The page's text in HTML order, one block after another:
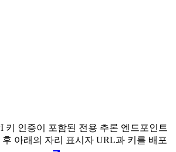
키 인증이 포함된 전용 추론 엔드포인트
아래의 자리 표시자 URL과 키를 배포